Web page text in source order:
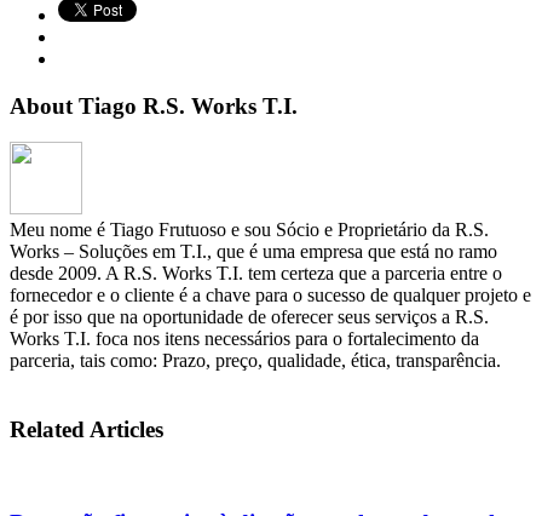
About Tiago R.S. Works T.I.
Meu nome é Tiago Frutuoso e sou Sócio e Proprietário da R.S.
Works – Soluções em T.I., que é uma empresa que está no ramo
desde 2009. A R.S. Works T.I. tem certeza que a parceria entre o
fornecedor e o cliente é a chave para o sucesso de qualquer projeto e
é por isso que na oportunidade de oferecer seus serviços a R.S.
Works T.I. foca nos itens necessários para o fortalecimento da
parceria, tais como: Prazo, preço, qualidade, ética, transparência.
Related Articles